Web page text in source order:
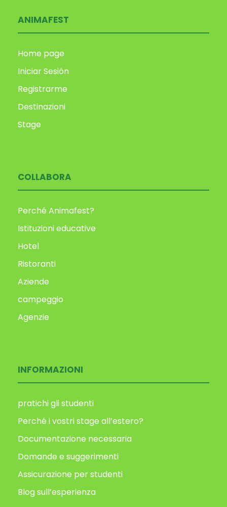
ANIMAFEST
Home page
Iniciar Sesión
Registrarme
Destinazioni
Stage
COLLABORA
Perché Animafest?
Istituzioni educative
Hotel
Ristoranti
Aziende
campeggio
Agenzie
INFORMAZIONI
pratichi gli studenti
Perché i vostri stage all’estero?
Documentazione necessaria
Domande e suggerimenti
Assicurazione per studenti
Blog sull’esperienza